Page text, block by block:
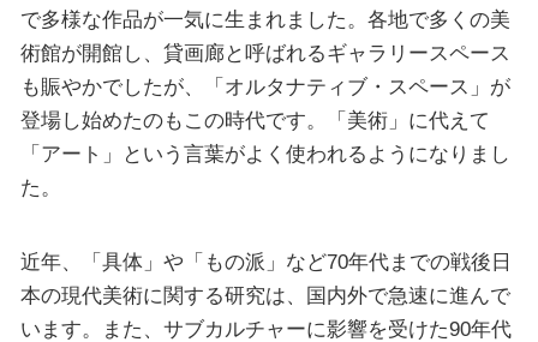
で多様な作品が一気に生まれました。各地で多くの美
術館が開館し、貸画廊と呼ばれるギャラリースペース
も賑やかでしたが、「オルタナティブ・スペース」が
登場し始めたのもこの時代です。「美術」に代えて
「アート」という言葉がよく使われるようになりまし
た。
近年、「具体」や「もの派」など70年代までの戦後日
本の現代美術に関する研究は、国内外で急速に進んで
います。また、サブカルチャーに影響を受けた90年代